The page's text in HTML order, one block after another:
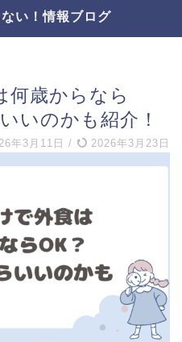
い！情報ブログ
何歳からなら
いのかも紹介！
年3月11日 / 2026年3月23日